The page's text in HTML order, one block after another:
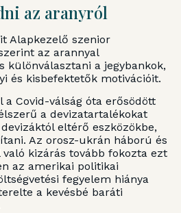
az aranyról
Alapkezelő szenior
az arannyal
különválasztani a jegybankok,
és kisbefektetők motivációit.
a Covid-válság óta erősödött
a devizatartalékokat
eltérő eszközökbe,
Az orosz-ukrán háború és
kizárás tovább fokozta ezt
az amerikai politikai
fegyelem hiánya
a kevésbé baráti